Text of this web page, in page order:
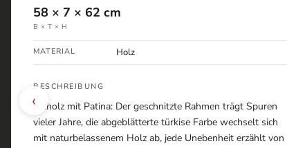
‹
58 × 7 × 62 cm
B × T × H
MATERIAL Holz
BESCHREIBUNG
Altholz mit Patina: Der geschnitzte Rahmen trägt Spuren
vieler Jahre, die abgeblätterte türkise Farbe wechselt sich
mit naturbelassenem Holz ab, jede Unebenheit erzählt von